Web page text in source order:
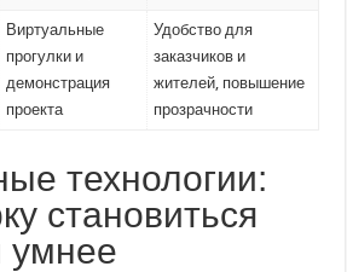
Виртуальные
прогулки и
демонстрация
проекта
Удобство для
заказчиков и
жителей, повышение
прозрачности
технологии:
становиться
умнее